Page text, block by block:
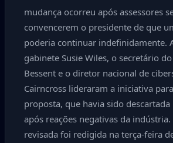
mudança ocorreu após assessores
convencerem o presidente de que
poderia continuar indefinidamente.
gabinete Susie Wiles, o secretário
Bessent e o diretor nacional de
Cairncross lideraram a iniciativa
proposta, que havia sido
após reações negativas da
revisada foi redigida na terça-feira